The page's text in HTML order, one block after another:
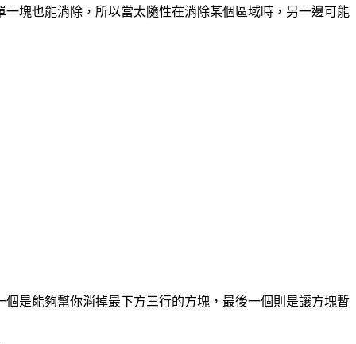
塊也能消除，所以當太隨性在消除某個區域時，另一邊可能
是能夠幫你消掉最下方三行的方塊，最後一個則是讓方塊暫